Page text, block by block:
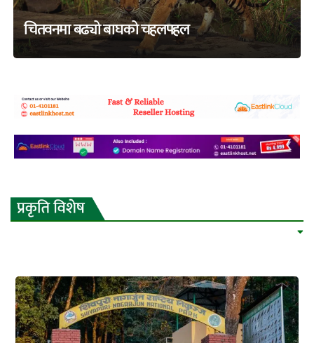
चितवनमा बढ्यो बाघको चहलपहल